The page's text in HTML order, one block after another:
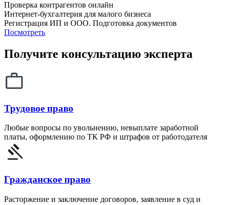
Проверка контрагентов онлайн
Интернет-бухгалтерия для малого бизнеса
Регистрация ИП и ООО. Подготовка документов
Посмотреть
Получите консультацию эксперта
Трудовое право
Любые вопросы по увольнению, невыплате заработной
платы, оформлению по ТК РФ и штрафов от работодателя
Гражданское право
Расторжение и заключение договоров, заявление в суд и